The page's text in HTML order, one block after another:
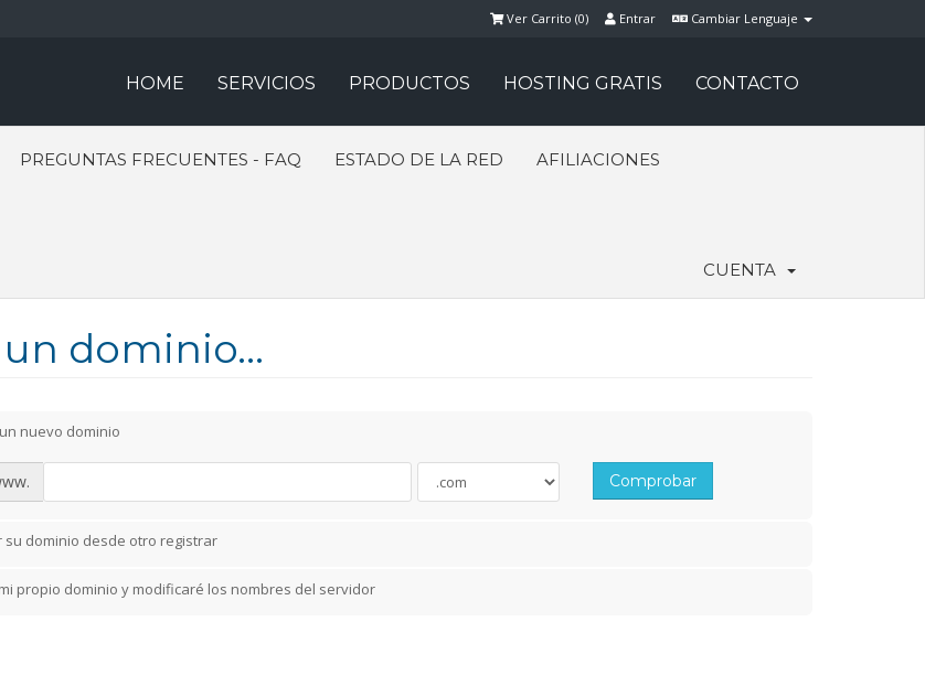
Cambiar Lenguaje
Entrar
Ver Carrito (0)
HOME SERVICIOS PRODUCTOS HOSTING GRATIS CONTACTO
PREGUNTAS FRECUENTES - FAQ ESTADO DE LA RED AFILIACIONES
CUENTA
dominio...
nuevo dominio
Comprobar
su dominio desde otro registrar
propio dominio y modificaré los nombres del servidor